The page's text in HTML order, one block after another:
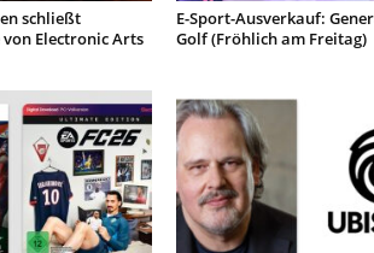
schließt
Electronic Arts
E-Sport-Ausverkauf:
Golf (Fröhlich am Freitag)